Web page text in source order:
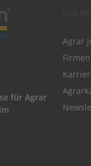
für Agrar
Agrar